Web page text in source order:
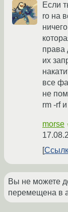
Если
ro на
права
их
все
не
rm -rf
morse
Вы не можете
перемещена в